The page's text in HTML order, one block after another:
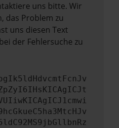
uns bitte. Wir
das Problem zu
uns diesen Text
der Fehlersuche zu